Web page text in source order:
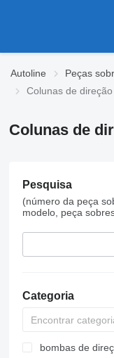
Autoline Peças
Colunas de
Colunas de
Pesquisa
(número da peça
modelo, peça
Categoria
bombas de